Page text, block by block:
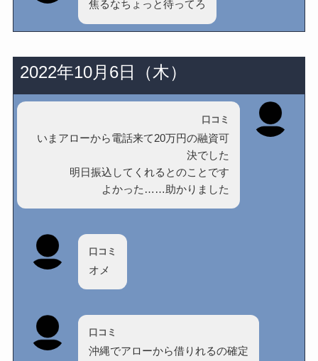
焦るなちょっと待ってろ
2022年10月6日（木）
口コミ
いまアローから電話来て20万円の融資可
決でした
明日振込してくれるとのことです
よかった……助かりました
口コミ
オメ
口コミ
沖縄でアローから借りれるの確定